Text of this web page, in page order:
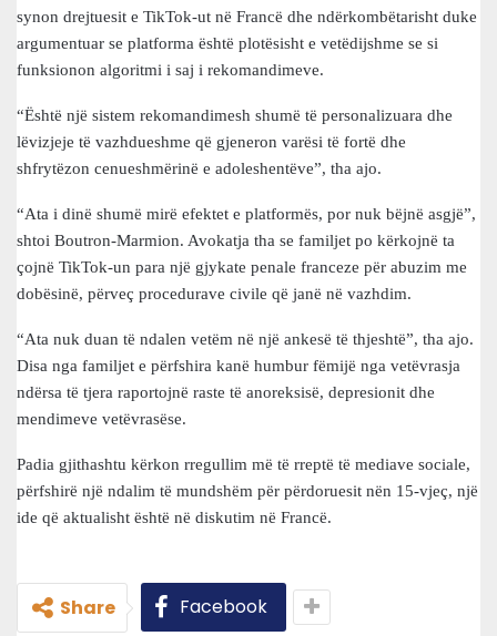
synon drejtuesit e TikTok-ut në Francë dhe ndërkombëtarisht duke
argumentuar se platforma është plotësisht e vetëdijshme se si
funksionon algoritmi i saj i rekomandimeve.
“Është një sistem rekomandimesh shumë të personalizuara dhe
lëvizjeje të vazhdueshme që gjeneron varësi të fortë dhe
shfrytëzon cenueshmërinë e adoleshentëve”, tha ajo.
“Ata i dinë shumë mirë efektet e platformës, por nuk bëjnë asgjë”,
shtoi Boutron-Marmion. Avokatja tha se familjet po kërkojnë ta
çojnë TikTok-un para një gjykate penale franceze për abuzim me
dobësinë, përveç procedurave civile që janë në vazhdim.
“Ata nuk duan të ndalen vetëm në një ankesë të thjeshtë”, tha ajo.
Disa nga familjet e përfshira kanë humbur fëmijë nga vetëvrasja
ndërsa të tjera raportojnë raste të anoreksisë, depresionit dhe
mendimeve vetëvrasëse.
Padia gjithashtu kërkon rregullim më të rreptë të mediave sociale,
përfshirë një ndalim të mundshëm për përdoruesit nën 15-vjeç, një
ide që aktualisht është në diskutim në Francë.
Share Facebook